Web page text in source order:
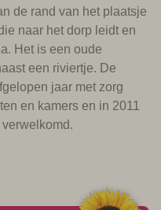
de rand van het plaatsje
naar het dorp leidt en
Het is een oude
een riviertje. De
jaar met zorg
en kamers en in 2011
haar thermen. Er zijn
circa 7 kilometer van de